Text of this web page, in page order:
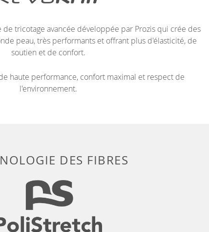
tricotage avancée développée par Prozis qui crée des
peau, très performants et offrant plus d'élasticité, de
soutien et de confort.
haute performance, confort maximal et respect de
l'environnement.
DES FIBRES